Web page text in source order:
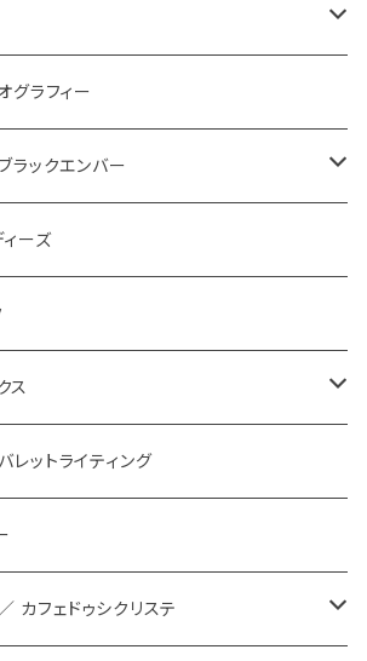
ラフィー
ラックエンバー
ーズ
ス
ットライティング
フェドゥシクリステ